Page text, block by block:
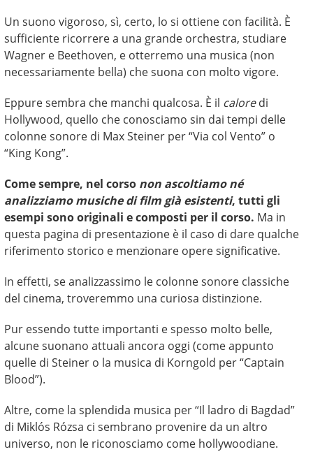
Un suono vigoroso, sì, certo, lo si ottiene con facilità. È
sufficiente ricorrere a una grande orchestra, studiare
Wagner e Beethoven, e otterremo una musica (non
necessariamente bella) che suona con molto vigore.
Eppure sembra che manchi qualcosa. È il caloredi
Hollywood, quello che conosciamo sin dai tempi delle
colonne sonore di Max Steiner per “Via col Vento” o
“King Kong”.
Come sempre, nel corso non ascoltiamo né
analizziamo musiche di film già esistenti, tutti gli
esempi sono originali e composti per il corso. Ma in
questa pagina di presentazione è il caso di dare qualche
riferimento storico e menzionare opere significative.
In effetti, se analizzassimo le colonne sonore classiche
del cinema, troveremmo una curiosa distinzione.
Pur essendo tutte importanti e spesso molto belle,
alcune suonano attuali ancora oggi (come appunto
quelle di Steiner o la musica di Korngold per “Captain
Blood”).
Altre, come la splendida musica per “Il ladro di Bagdad”
di Miklós Rózsa ci sembrano provenire da un altro
universo, non le riconosciamo come hollywoodiane.